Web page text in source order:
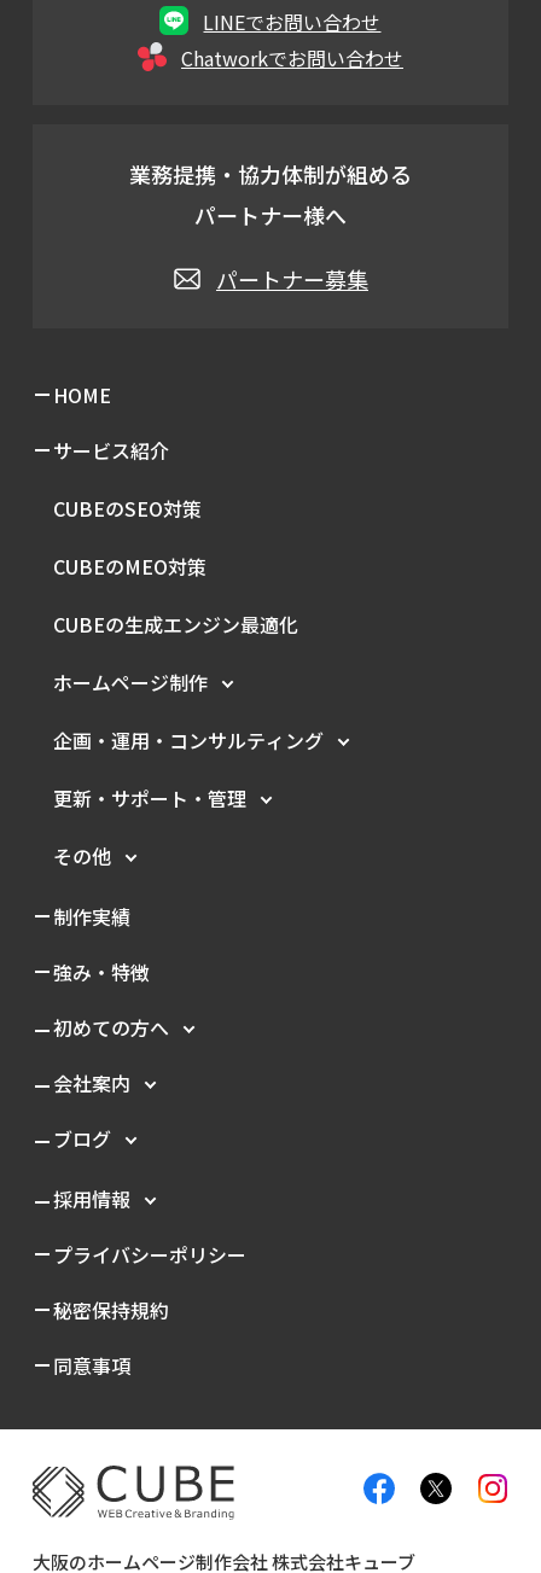
LINEでお問い合わせ
Chatworkでお問い合わせ
業務提携・協力体制が組める
パートナー様へ
パートナー募集
HOME
サービス紹介
CUBEのSEO対策
CUBEのMEO対策
CUBEの生成エンジン最適化
ホームページ制作
企画・運用・ コンサルティング
更新・サポート・管理
その他
制作実績
強み・特徴
初めての方へ
会社案内
ブログ
採用情報
プライバシーポリシー
秘密保持規約
同意事項
大阪のホームページ制作会社 株式会社キューブ